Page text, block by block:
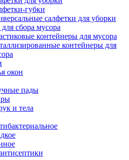
губки
салфетки для уборки
сбора мусора
контейнеры для мусора
контейнеры для
окон
пады
и тела